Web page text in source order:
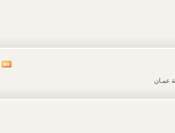
عمـان